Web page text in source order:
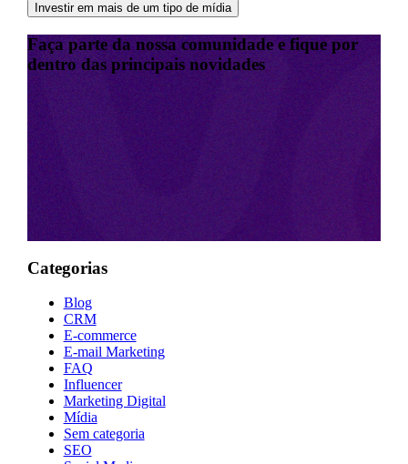
Investir em mais de um tipo de mídia
Faça parte da nossa comunidade e fique por
dentro das principais novidades
Categorias
Blog
CRM
E-commerce
E-mail Marketing
FAQ
Influencer
Marketing Digital
Mídia
Sem categoria
SEO